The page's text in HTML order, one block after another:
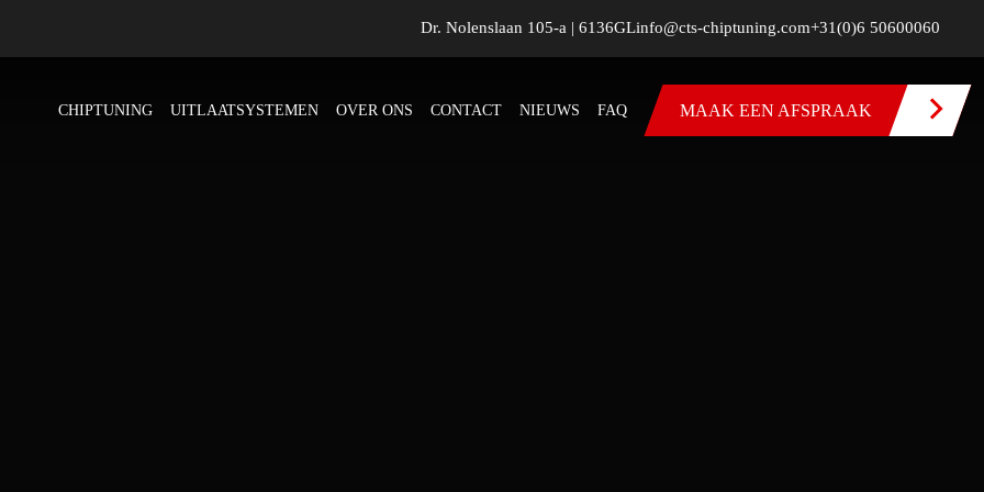
Dr. Nolenslaan 105-a | 6136GLinfo@cts-chiptuning.com+31(0)6 50600060
CHIPTUNING UITLAATSYSTEMEN OVER ONS CONTACT NIEUWS FAQ MAAK EEN AFSPRAAK